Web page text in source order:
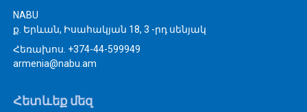
NABU
ք. Երևան, Իսահակյան 18, 3 -րդ սենյակ
Հեռախոս. +374-44-599949
armenia@nabu.am
Հետևեք մեզ